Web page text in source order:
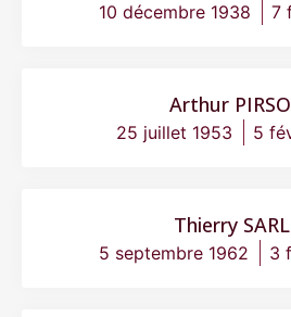
10 décembre 1938 7
Arthur
25 juillet 1953 5
Thierry
5 septembre 1962 3